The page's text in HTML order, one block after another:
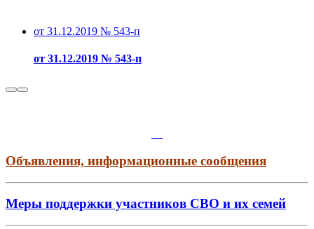
от 31.12.2019 № 543-п
от 31.12.2019 № 543-п
Объявления, информационные сообщения
Меры поддержки участников СВО и их семей